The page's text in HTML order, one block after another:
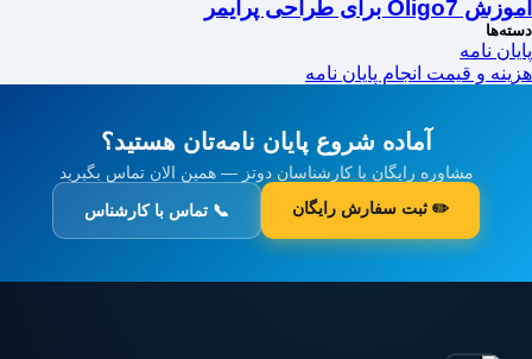
آموزش Oligo7 برای طراحی پرایمر
دسته‌ها
پایان نامه
هزینه و قیمت انجام پایان نامه
آماده شروع پایان نامه‌تان هستید؟
مشاوره رایگان با کارشناسان دوتز — همین الان تماس بگیرید
✏️ ثبت سفارش رایگان 📞 تماس با کارشناس